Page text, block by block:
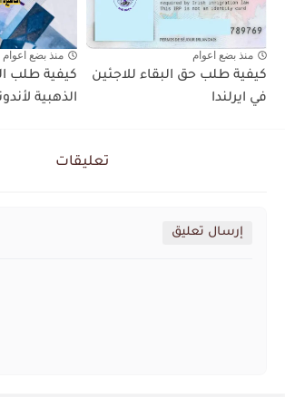
منذ بضع اعوام
كيفية طلب حق البقاء للاجئين
في ايرلندا
منذ بضع اعوام
كيفية طلب
الذهبية
تعليقات
إرسال تعليق